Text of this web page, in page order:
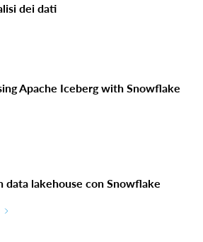
dei dati
Apache Iceberg with Snowflake
data lakehouse con Snowflake